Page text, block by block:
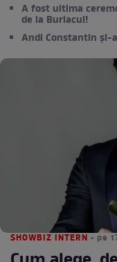
A fost ultima
de la Burlacul!
Andi Constantin și-
SHOWBIZ INTERN • pe